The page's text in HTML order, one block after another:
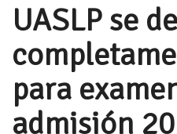
UASLP se
para
admisión